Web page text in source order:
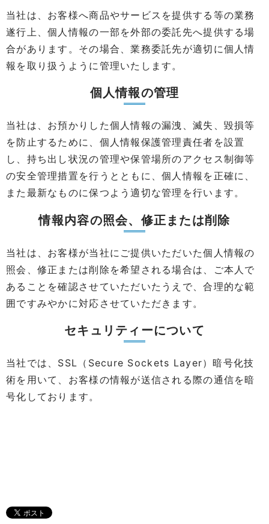
当社は、お客様へ商品やサービスを提供する等の業務
遂行上、個人情報の一部を外部の委託先へ提供する場
合があります。その場合、業務委託先が適切に個人情
報を取り扱うように管理いたします。
個人情報の管理
当社は、お預かりした個人情報の漏洩、滅失、毀損等
を防止するために、個人情報保護管理責任者を設置
し、持ち出し状況の管理や保管場所のアクセス制御等
の安全管理措置を行うとともに、個人情報を正確に、
また最新なものに保つよう適切な管理を行います。
情報内容の照会、修正または削除
当社は、お客様が当社にご提供いただいた個人情報の
照会、修正または削除を希望される場合は、ご本人で
あることを確認させていただいたうえで、合理的な範
囲ですみやかに対応させていただきます。
セキュリティーについて
当社では、SSL（Secure Sockets Layer）暗号化技
術を用いて、お客様の情報が送信される際の通信を暗
号化しております。